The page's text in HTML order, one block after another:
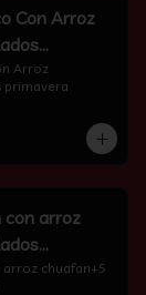
Con Arroz
Arroz
primavera
con arroz
chuafan+5